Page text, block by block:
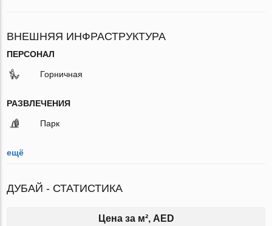
ВНЕШНЯЯ ИНФРАСТРУКТУРА
ПЕРСОНАЛ
Горничная
РАЗВЛЕЧЕНИЯ
Парк
ещё
ДУБАЙ - СТАТИСТИКА
Цена за м², AED